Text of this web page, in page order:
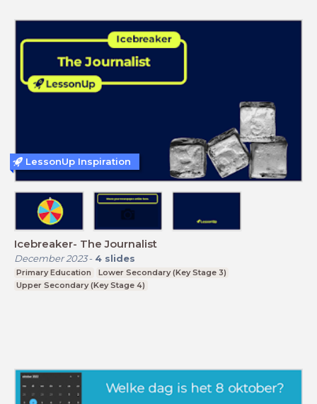
Icebreaker- The Journalist
December 2023- 4 slides
Primary Education
Lower Secondary (Key Stage 3)
Upper Secondary (Key Stage 4)
LessonUp Inspiration